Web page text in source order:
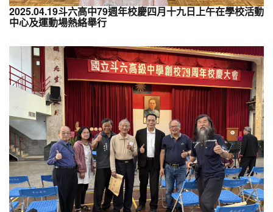
2025.04.19斗六高中79週年校慶四月十九日上午在學校活動
中心及運動場熱絡舉行